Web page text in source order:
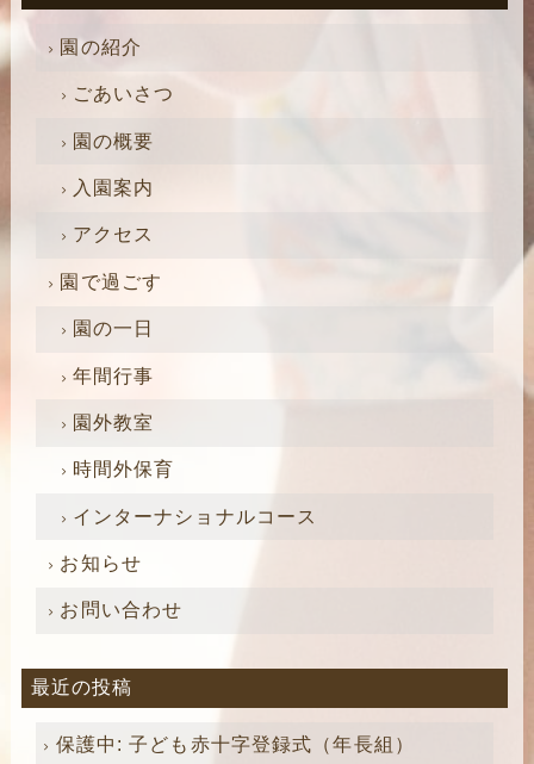
園の紹介
ごあいさつ
園の概要
入園案内
アクセス
園で過ごす
園の一日
年間行事
園外教室
時間外保育
インターナショナルコース
お知らせ
お問い合わせ
最近の投稿
保護中: 子ども赤十字登録式（年長組）